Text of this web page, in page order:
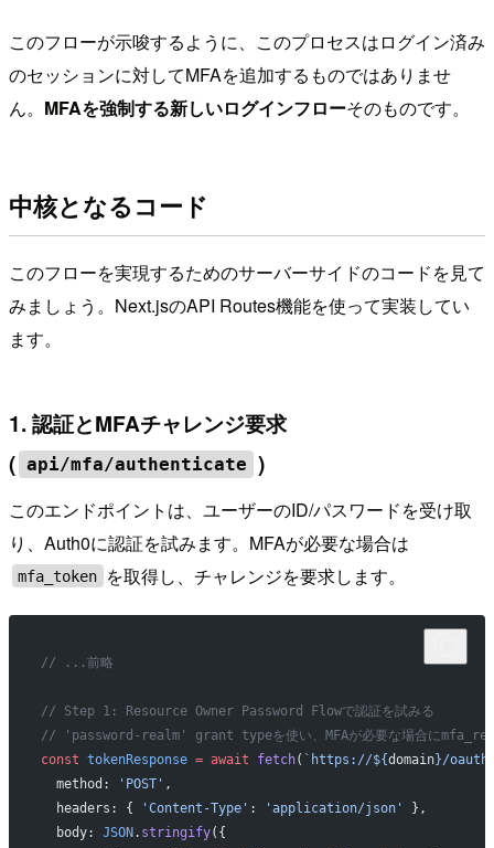
このフローが示唆するように、このプロセスはログイン済み
のセッションに対してMFAを追加するものではありませ
ん。 MFAを強制する新しいログインフローそのものです。
中核となるコード
このフローを実現するためのサーバーサイドのコードを見て
みましょう。Next.jsのAPI Routes機能を使って実装してい
ます。
1. 認証とMFAチャレンジ要求
( api/mfa/authenticate )
このエンドポイントは、ユーザーのID/パスワードを受け取
り、Auth0に認証を試みます。MFAが必要な場合は
mfa_token を取得し、チャレンジを要求します。
// ...前略
// Step 1: Resource Owner Password Flowで認証を試みる
// 'password-realm' grant typeを使い、MFAが必要な場合に
const tokenResponse = await fetch( `https://${domain}/
  method:
'POST' ,
  headers: {
'Content-Type' : 'application/json'
},
  body:
JSON . stringify({